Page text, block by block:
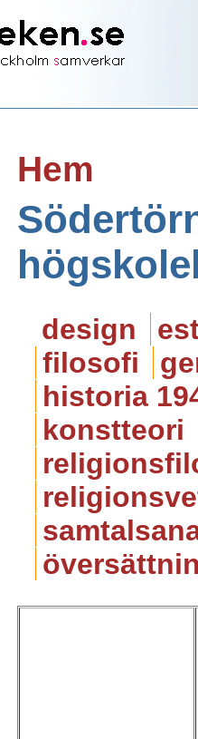
Hem
design
filosofi
historia
konstteori